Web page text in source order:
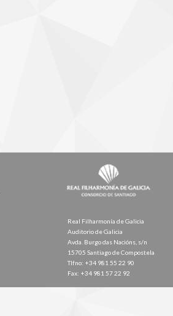
Real Filharmonía de Galicia
Auditorio de Galicia
Avda. Burgo das Nacións, s/n
15705 Santiago de Compostela
Tlfno: +34 981 55 22 90
Fax: +34 981 57 22 92